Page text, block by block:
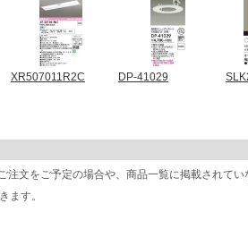
XR507011R2C DP-41029
注文をご予定の場合や、商品一覧に掲載されて
ます。